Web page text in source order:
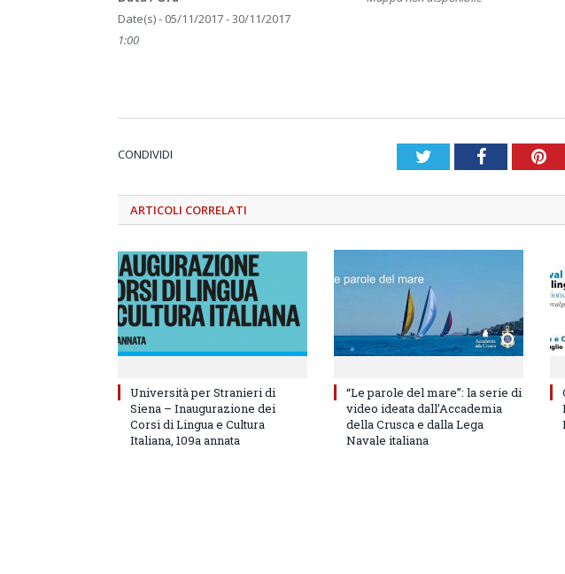
Date(s) - 05/11/2017 - 30/11/2017
1:00
CONDIVIDI TwitterFacebook
ARTICOLI CORRELATI
Università per Stranieri di
Siena – Inaugurazione dei
Corsi di Lingua e Cultura
Italiana, 109a annata
“Le parole del mare”: la serie di
video ideata dall’Accademia
della Crusca e dalla Lega
Navale italiana